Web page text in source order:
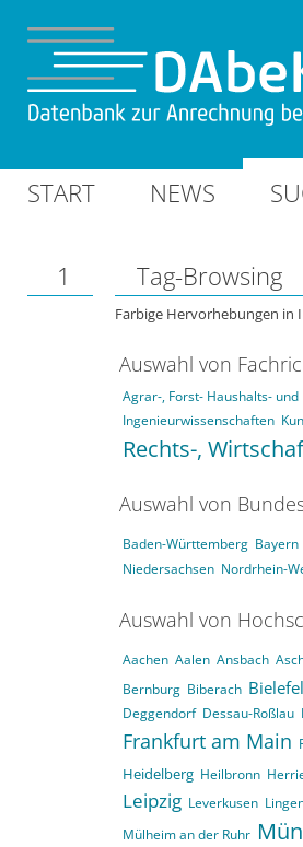
START NEWS
1 Tag-Browsing
Farbige Hervorhebungen in
Auswahl von
Agrar-, Forst- Haushalts-
Ingenieurwissenschaften
Rechts-,
Auswahl von
Baden-Württemberg Bayern
Niedersachsen Nordrhein-
Auswahl von
Aachen Aalen Ansbach
Bernburg Biberach
Deggendorf Dessau-Roßlau
Frankfurt am Main
Heidelberg Heilbronn
Leipzig Leverkusen
Mülheim an der Ruhr